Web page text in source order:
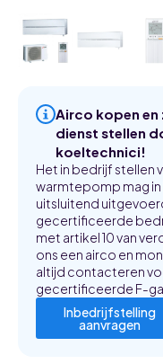
Airco kopen en
dienst stellen
koeltechnici!
Het in bedrijf stellen
warmtepomp mag
uitsluitend
gecertificeerde
met artikel 10 van
ons een airco en
altijd contacteren
gecertificeerde F-
Inbedrijfstelling
aanvragen